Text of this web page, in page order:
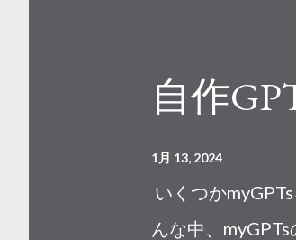
自作
1月 13, 2024
いくつか
んな中、